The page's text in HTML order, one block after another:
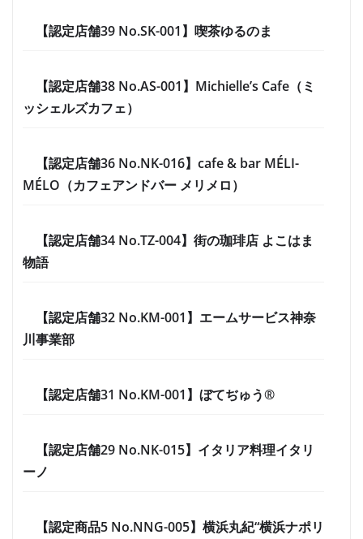
【認定店舗39 No.SK-001】喫茶ゆるのま
【認定店舗38 No.AS-001】Michielle’s Cafe（ミ
ッシェルズカフェ）
【認定店舗36 No.NK-016】cafe & bar MÉLI-
MÉLO（カフェアンドバー メリメロ）
【認定店舗34 No.TZ-004】街の珈琲店 よこはま
物語
【認定店舗32 No.KM-001】エームサービス神奈
川事業部
【認定店舗31 No.KM-001】ぼてぢゅう®
【認定店舗29 No.NK-015】イタリア料理イタリ
ーノ
【認定商品5 No.NNG-005】横浜丸紀“横浜ナポリ